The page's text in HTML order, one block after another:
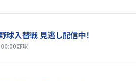
球入替戦 見逃し配信中！
野球